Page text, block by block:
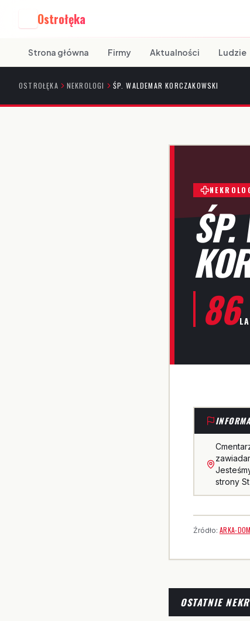
Ostrołęka
Strona główna Firmy Aktualności Ludzie
OSTROŁĘKA NEKROLOGI ŚP. WALDEMAR KORCZAKOWSKI
ŚP.
86
strony St
Źródło: ARKA-
OSTATNIE